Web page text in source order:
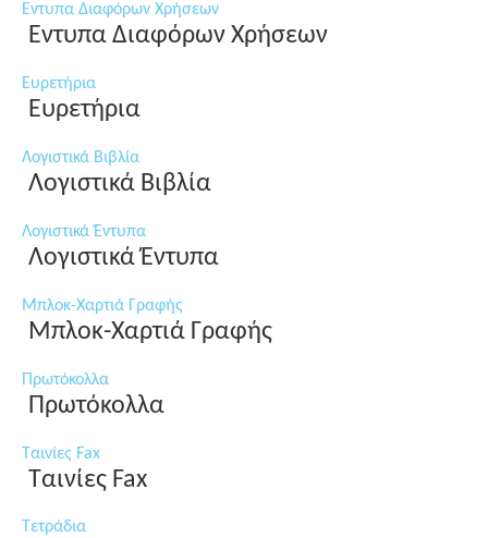
Εντυπα Διαφόρων Χρήσεων
Εντυπα Διαφόρων Χρήσεων
Ευρετήρια
Ευρετήρια
Λογιστικά Βιβλία
Λογιστικά Βιβλία
Λογιστικά Έντυπα
Λογιστικά Έντυπα
Μπλοκ-Χαρτιά Γραφής
Μπλοκ-Χαρτιά Γραφής
Πρωτόκολλα
Πρωτόκολλα
Ταινίες Fax
Ταινίες Fax
Τετράδια